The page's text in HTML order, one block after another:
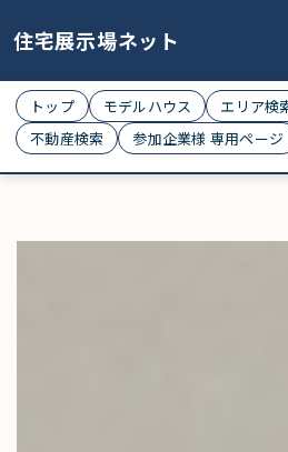
住宅展示場ネット
トップ モデルハウス エリア検
不動産検索
参加企業様 専用ページ